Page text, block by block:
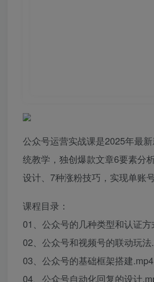
公众号运营实战课是2025年最
统教学，独创爆款文章6要素分
设计、7种涨粉技巧，实现单账
课程目录：
01、公众号的几种类型和认证
02、公众号和视频号的联动玩
03、公众号的基础框架搭建.mp4
04、公众号自动化回复的设计